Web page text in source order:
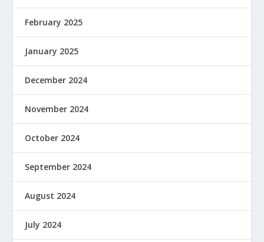
February 2025
January 2025
December 2024
November 2024
October 2024
September 2024
August 2024
July 2024